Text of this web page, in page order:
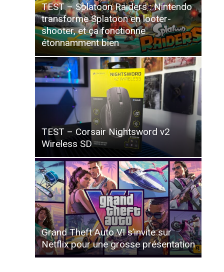
TEST – Splatoon Raiders : Nintendo
transforme Splatoon en looter-
shooter, et ça fonctionne
étonnamment bien
TEST – Corsair Nightsword v2
Wireless SD
Grand Theft Auto VI s’invite sur
Netflix pour une grosse présentation